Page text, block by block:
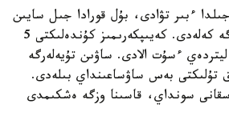
ءبىر تۋادى، بۇل قورادا جىل سايىن
8-9 شاقتى بوتا دۇنيەگە كەلەدى. كەيىپكەرىمىز كۇندەلىكتى 5
تۇيە ساۋىپ، ودان 10 ليتردەي ءسۇت الادى. ساۋىن تۇيەلەرگە
تۇلىكتى بەس ساۋساعىنداي بىلەدى.
سونداي، قاسىنا وزگە ەشكىمدى